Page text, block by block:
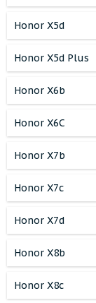
Honor X5d
Honor X5d Plus
Honor X6b
Honor X6C
Honor X7b
Honor X7c
Honor X7d
Honor X8b
Honor X8c